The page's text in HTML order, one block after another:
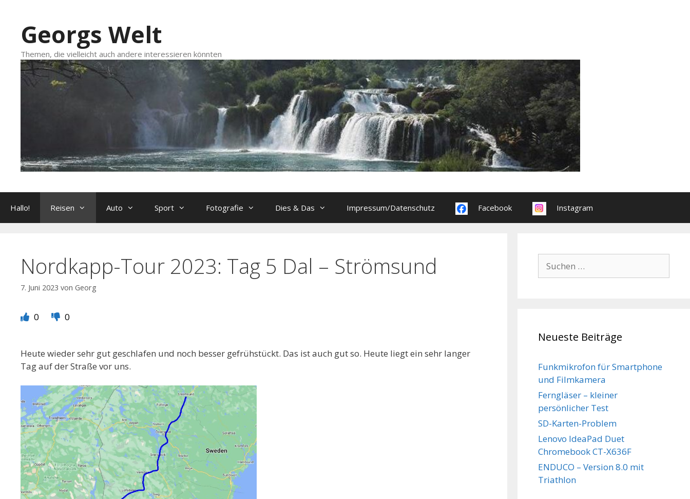
springenGeorgs Welt
Themen, die vielleicht auch andere interessieren könnten
Hallo! Reisen Auto Sport Fotografie Dies & Das Impressum/Datenschutz Facebook Instagram
Nordkapp-Tour 2023: Tag 5 Dal – Strömsund
7. Juni 2023 von Georg
0 0
Heute wieder sehr gut geschlafen und noch besser gefrühstückt. Das ist auch gut so. Heute liegt ein sehr langer
Tag auf der Straße vor uns.
nach:
Neueste Beiträge
Funkmikrofon für Smartphone
und Filmkamera
Ferngläser – kleiner
persönlicher Test
SD-Karten-Problem
Lenovo IdeaPad Duet
Chromebook CT-X636F
ENDUCO – Version 8.0 mit
Triathlon